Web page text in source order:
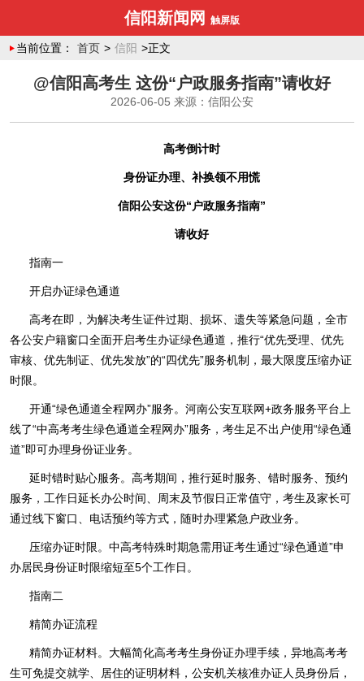
信阳新闻网 触屏版
当前位置： 首页 > 信阳 >正文
@信阳高考生 这份“户政服务指南”请收好
2026-06-05 来源：信阳公安
高考倒计时
身份证办理、补换领不用慌
信阳公安这份“户政服务指南”
请收好
指南一
开启办证绿色通道
高考在即，为解决考生证件过期、损坏、遗失等紧急问题，全市
各公安户籍窗口全面开启考生办证绿色通道，推行“优先受理、优先
审核、优先制证、优先发放”的“四优先”服务机制，最大限度压缩办证
时限。
开通“绿色通道全程网办”服务。河南公安互联网+政务服务平台上
线了“中高考考生绿色通道全程网办”服务，考生足不出户使用“绿色通
道”即可办理身份证业务。
延时错时贴心服务。高考期间，推行延时服务、错时服务、预约
服务，工作日延长办公时间、周末及节假日正常值守，考生及家长可
通过线下窗口、电话预约等方式，随时办理紧急户政业务。
压缩办证时限。中高考特殊时期急需用证考生通过“绿色通道”申
办居民身份证时限缩短至5个工作日。
指南二
精简办证流程
精简办证材料。大幅简化高考考生身份证办理手续，异地高考考
生可免提交就学、居住的证明材料，公安机关核准办证人员身份后，